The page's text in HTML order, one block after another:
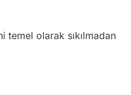
temel olarak sıkılmadan